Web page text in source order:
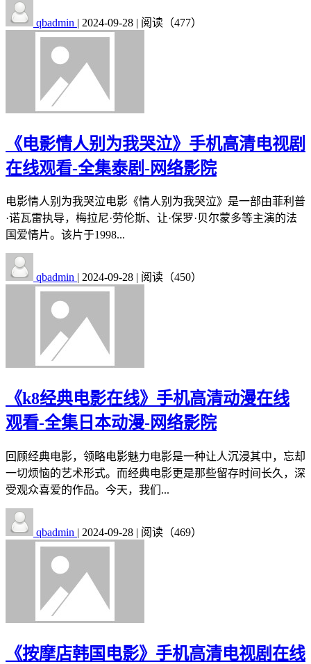
qbadmin | 2024-09-28 | 阅读（477）
《电影情人别为我哭泣》手机高清电视剧
在线观看-全集泰剧-网络影院
电影情人别为我哭泣电影《情人别为我哭泣》是一部由菲利普
·诺瓦雷执导，梅拉尼·劳伦斯、让·保罗·贝尔蒙多等主演的法
国爱情片。该片于1998...
qbadmin | 2024-09-28 | 阅读（450）
《k8经典电影在线》手机高清动漫在线
观看-全集日本动漫-网络影院
回顾经典电影，领略电影魅力电影是一种让人沉浸其中，忘却
一切烦恼的艺术形式。而经典电影更是那些留存时间长久，深
受观众喜爱的作品。今天，我们...
qbadmin | 2024-09-28 | 阅读（469）
《按摩店韩国电影》手机高清电视剧在线